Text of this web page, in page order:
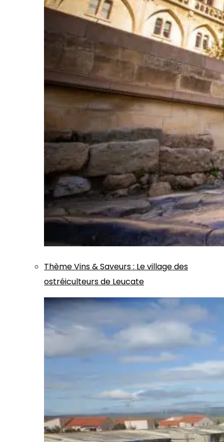
ThèmeVins & Saveurs: Le village des
ostréiculteurs de Leucate